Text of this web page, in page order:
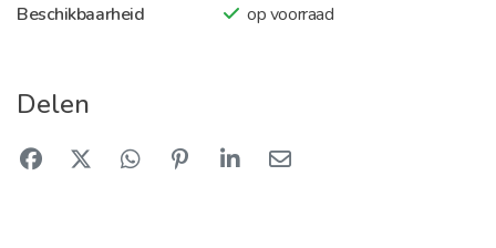
Beschikbaarheid
op voorraad
Delen